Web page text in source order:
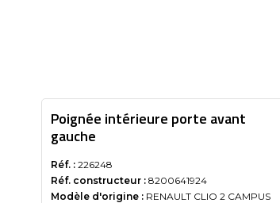
Poignée intérieure porte avant
gauche
Réf. : 226248
Réf. constructeur : 8200641924
Modèle d'origine : RENAULT CLIO 2 CAMPUS